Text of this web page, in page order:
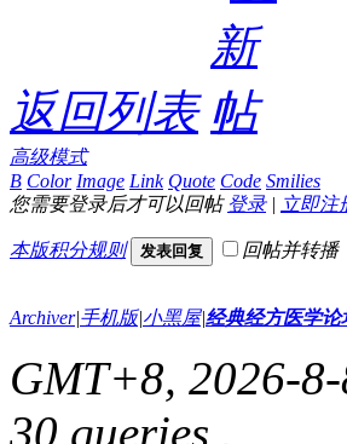
返回列表
高级模式
B Color Image Link Quote Code Smilies
您需要登录后才可以回帖登录| 立即注
本版积分规则 发表回复 回帖并转播
Archiver|手机版|小黑屋|经典经方医学论
GMT+8, 2026-
30 queries .